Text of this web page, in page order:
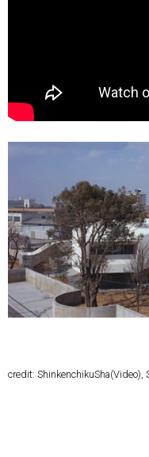
credit: ShinkenchikuSha(Video),